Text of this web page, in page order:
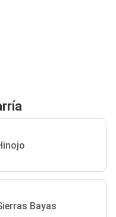
Bayas